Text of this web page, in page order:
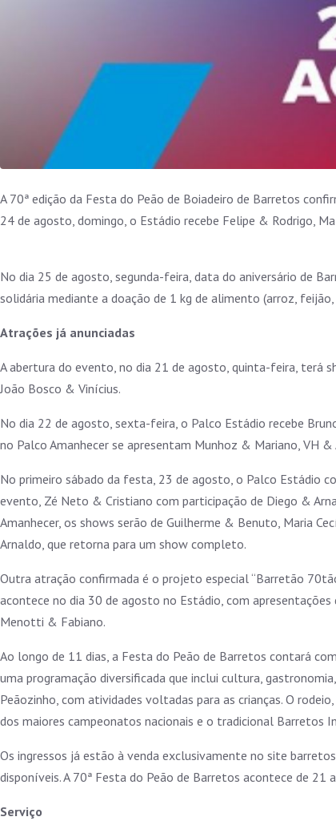
A 70ª edição da Festa do Peão de Boiadeiro de Barretos
24 de agosto, domingo, o Estádio recebe Felipe & Rodrigo,
No dia 25 de agosto, segunda-feira, data do aniversário de
solidária mediante a doação de 1 kg de alimento (arroz,
Atrações já anunciadas
A abertura do evento, no dia 21 de agosto, quinta-feira, terá
João Bosco & Vinícius.
No dia 22 de agosto, sexta-feira, o Palco Estádio recebe
no Palco Amanhecer se apresentam Munhoz & Mariano, VH &
No primeiro sábado da festa, 23 de agosto, o Palco Estádio
evento, Zé Neto & Cristiano com participação de Diego &
Amanhecer, os shows serão de Guilherme & Benuto, Maria
Arnaldo, que retorna para um show completo.
Outra atração confirmada é o projeto especial “Barretão
acontece no dia 30 de agosto no Estádio, com
Menotti & Fabiano.
Ao longo de 11 dias, a Festa do Peão de Barretos contará
uma programação diversificada que inclui cultura,
Peãozinho, com atividades voltadas para as crianças. O
dos maiores campeonatos nacionais e o tradicional Barretos
Os ingressos já estão à venda exclusivamente no site
disponíveis. A 70ª Festa do Peão de Barretos acontece de 21
Serviço